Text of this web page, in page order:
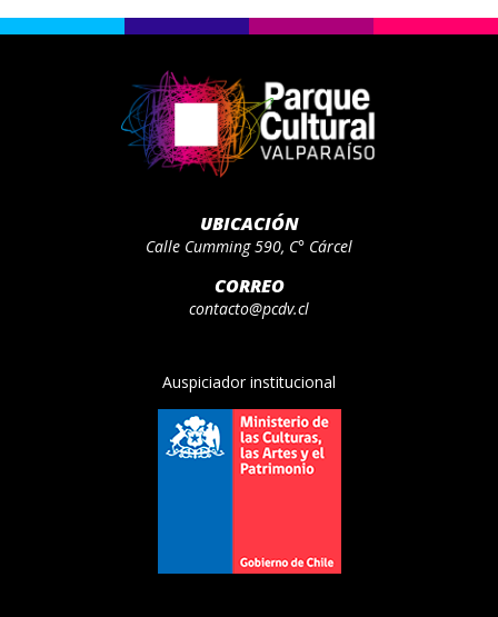
UBICACIÓN
Calle Cumming 590, C° Cárcel
CORREO
contacto@pcdv.cl
Auspiciador institucional